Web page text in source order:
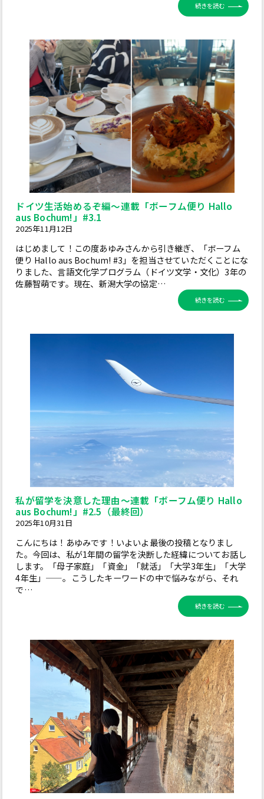
続きを読む
ドイツ生活始めるぞ編～連載「ボーフム便り Hallo
aus Bochum!」#3.1
2025年11月12日
はじめまして！この度あゆみさんから引き継ぎ、「ボーフム
便り Hallo aus Bochum! #3」を担当させていただくことにな
りました、言語文化学プログラム（ドイツ文学・文化）3年の
佐藤智萌です。現在、新潟大学の協定…
続きを読む
私が留学を決意した理由～連載「ボーフム便り Hallo
aus Bochum!」#2.5（最終回）
2025年10月31日
こんにちは！あゆみです！いよいよ最後の投稿となりまし
た。今回は、私が1年間の留学を決断した経緯についてお話し
します。「母子家庭」「資金」「就活」「大学3年生」「大学
4年生」——。こうしたキーワードの中で悩みながら、それ
で…
続きを読む